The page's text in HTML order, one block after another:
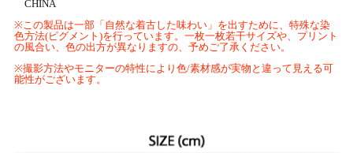
CHINA
※この製品は一部「自然な着古した味わい」を出すために、特殊な染
色方法(ピグメント )を行っています。一枚一枚若干サイズや、プリント
の風合い、色の出方が異なりますの、予めご了承ください。
※撮影方法やモニターの特性により色/素材感が実物と違って見える可
能性がございます。